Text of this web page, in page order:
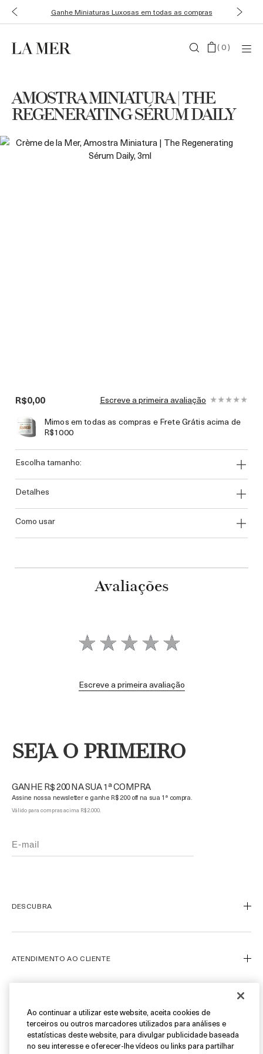
Ganhe Miniaturas Luxosas em todas as compras
(0)
AMOSTRA MINIATURA | THE
REGENERATING SÉRUM DAILY
R$0,00
Escreve a primeira avaliação
Mimos em todas as compras e Frete Grátis acima de
R$1000
escolha tamanho:
detalhes
como usar
Avaliações
Escreve a primeira avaliação
SEJA O PRIMEIRO
GANHE R$ 200 NA SUA 1ª COMPRA
Assine nossa newsletter e ganhe R$ 200 off na sua 1ª compra.
Válido para compras acima R$ 2.000.
DESCUBRA
Nossa Arte
Ofertas
ATENDIMENTO AO CLIENTE
Fale Conosco
Personal Shopper
Cancelamentos & Devoluções
SIGA-NOS
Instagram
Ao continuar a utilizar este website, aceita cookies de
terceiros ou outros marcadores utilizados para análises e
estatísticas deste website, para divulgar publicidade baseada
no seu interesse e oferecer-lhe vídeos ou links para partilhar